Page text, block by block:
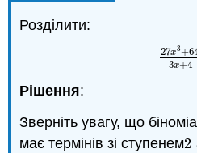
Розділити:
27x3+
3x+4
27x3
Рішення:
Зверніть увагу, що
має термінів зі ступенем2
2